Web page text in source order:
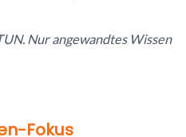
Nur angewandtes Wissen
Fokus